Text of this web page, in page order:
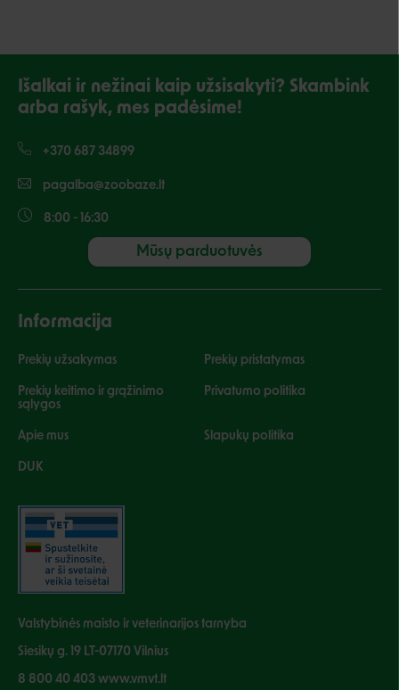
Išalkai ir nežinai kaip užsisakyti? Skambink
arba rašyk, mes padėsime!
+370 687 34899
pagalba@zoobaze.lt
8:00 - 16:30
Mūsų parduotuvės
Informacija
Prekių užsakymas Prekių pristatymas
Prekių keitimo ir grąžinimo
sąlygos
Privatumo politika
Apie mus Slapukų politika
DUK
Valstybinės maisto ir veterinarijos tarnyba
Siesikų g. 19 LT-07170 Vilnius
8 800 40 403 www.vmvt.lt